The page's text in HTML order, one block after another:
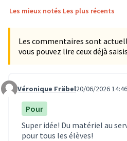
Les mieux notés Les plus récents
Les commentaires sont
vous pouvez lire ceux déjà
Commentaire 2051
Véronique Fräbel20/06/2026 14:46
Pour
Super idée! Du matériel au
pour tous les élèves!